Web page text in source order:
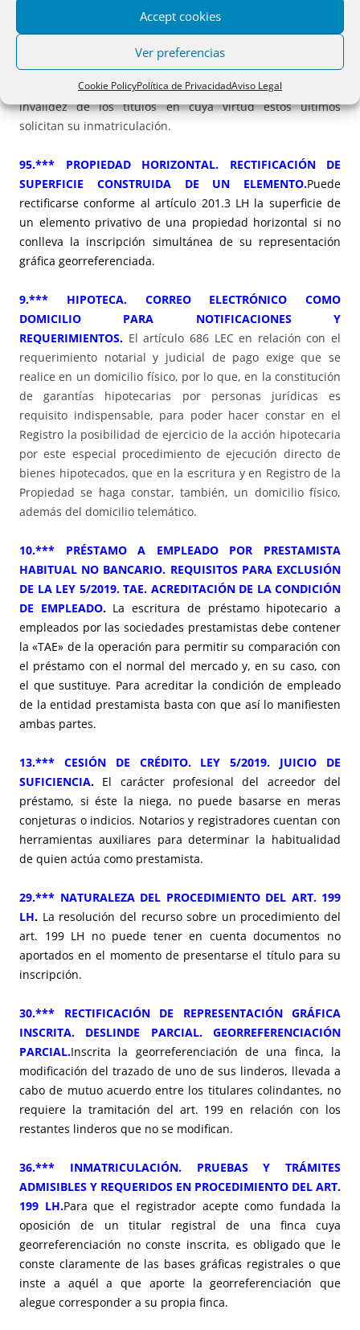
Accept cookies
Ver preferencias
Cookie PolicyPolítica de PrivacidadAviso Legal
PRESENTADO CON POSTERIORIDAD TÍTULO
CONTRADICTORIO
No cabe denegar la inmatriculación de
una finca por constar presentado con posterioridad un
título contradictorio con la propiedad de los
inmatriculantes, del cual, sin embargo, no resulta la
invalidez de los títulos en cuya virtud estos últimos
solicitan su inmatriculación.
95.*** PROPIEDAD HORIZONTAL. RECTIFICACIÓN DE
SUPERFICIE CONSTRUIDA DE UN ELEMENTO.Puede
rectificarse conforme al artículo 201.3 LH la superficie de
un elemento privativo de una propiedad horizontal si no
conlleva la inscripción simultánea de su representación
gráfica georreferenciada.
9.*** HIPOTECA. CORREO ELECTRÓNICO COMO
DOMICILIO PARA NOTIFICACIONES Y
REQUERIMIENTOS. El artículo 686 LEC en relación con el
requerimiento notarial y judicial de pago exige que se
realice en un domicilio físico, por lo que, en la constitución
de garantías hipotecarias por personas jurídicas es
requisito indispensable, para poder hacer constar en el
Registro la posibilidad de ejercicio de la acción hipotecaria
por este especial procedimiento de ejecución directo de
bienes hipotecados, que en la escritura y en Registro de la
Propiedad se haga constar, también, un domicilio físico,
además del domicilio telemático.
10.*** PRÉSTAMO A EMPLEADO POR PRESTAMISTA
HABITUAL NO BANCARIO. REQUISITOS PARA EXCLUSIÓN
DE LA LEY 5/2019. TAE. ACREDITACIÓN DE LA CONDICIÓN
DE EMPLEADO.La escritura de préstamo hipotecario a
empleados por las sociedades prestamistas debe contener
la «TAE» de la operación para permitir su comparación con
el préstamo con el normal del mercado y, en su caso, con
el que sustituye. Para acreditar la condición de empleado
de la entidad prestamista basta con que así lo manifiesten
ambas partes.
13.*** CESIÓN DE CRÉDITO. LEY 5/2019. JUICIO DE
SUFICIENCIA. El carácter profesional del acreedor del
préstamo, si éste la niega, no puede basarse en meras
conjeturas o indicios. Notarios y registradores cuentan con
herramientas auxiliares para determinar la habitualidad
de quien actúa como prestamista.
29.*** NATURALEZA DEL PROCEDIMIENTO DEL ART. 199
LH. La resolución del recurso sobre un procedimiento del
art. 199 LH no puede tener en cuenta documentos no
aportados en el momento de presentarse el título para su
inscripción.
30.*** RECTIFICACIÓN DE REPRESENTACIÓN GRÁFICA
INSCRITA. DESLINDE PARCIAL. GEORREFERENCIACIÓN
PARCIAL.Inscrita la georreferenciación de una finca, la
modificación del trazado de uno de sus linderos, llevada a
cabo de mutuo acuerdo entre los titulares colindantes, no
requiere la tramitación del art. 199 en relación con los
restantes linderos que no se modifican.
36.*** INMATRICULACIÓN. PRUEBAS Y TRÁMITES
ADMISIBLES Y REQUERIDOS EN PROCEDIMIENTO DEL ART.
199 LH.Para que el registrador acepte como fundada la
oposición de un titular registral de una finca cuya
georreferenciación no conste inscrita, es obligado que le
conste claramente de las bases gráficas registrales o que
inste a aquél a que aporte la georreferenciación que
alegue corresponder a su propia finca.